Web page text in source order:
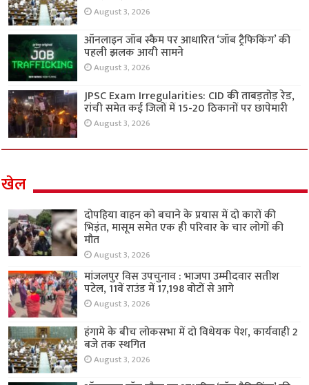
August 3, 2026
ऑनलाइन जॉब स्कैम पर आधारित ‘जॉब ट्रैफिकिंग’ की
पहली झलक आयी सामने
August 3, 2026
JPSC Exam Irregularities: CID की ताबड़तोड़ रेड,
रांची समेत कई जिलों में 15-20 ठिकानों पर छापेमारी
August 3, 2026
खेल
दोपहिया वाहन को बचाने के प्रयास में दो कारों की
भिड़ंत, मासूम समेत एक ही परिवार के चार लोगों की
मौत
August 3, 2026
मांजलपुर विस उपचुनाव : भाजपा उम्मीदवार सतीश
पटेल, 11वें राउंड में 17,198 वोटों से आगे
August 3, 2026
हंगामे के बीच लोकसभा में दो विधेयक पेश, कार्यवाही 2
बजे तक स्थगित
August 3, 2026